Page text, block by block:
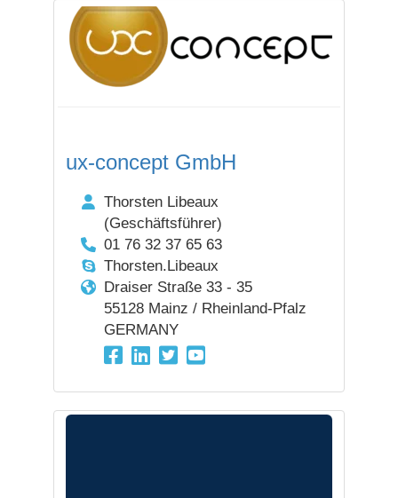
ux-concept GmbH
Thorsten Libeaux
(Geschäftsführer)
01 76 32 37 65 63
Thorsten.Libeaux
Draiser Straße 33 - 35
55128 Mainz / Rheinland-Pfalz
GERMANY